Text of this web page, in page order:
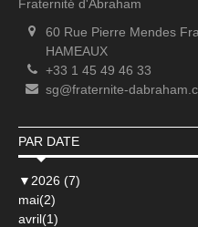
Fraternité d'Abraham
60 Rue Pierre Mendes
HAMEAUX
+33 1 45 49 46 33
sg@fraternite-
PAR DATE
▼ 2026 (7)
mai(2)
avril(1)